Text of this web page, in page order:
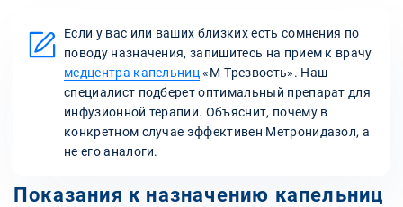
Если у вас или ваших близких есть сомнения по
поводу назначения, запишитесь на прием к врачу
медцентра капельниц «М-Трезвость». Наш
специалист подберет оптимальный препарат для
инфузионной терапии. Объяснит, почему в
конкретном случае эффективен Метронидазол, а
не его аналоги.
Показания к назначению капельниц